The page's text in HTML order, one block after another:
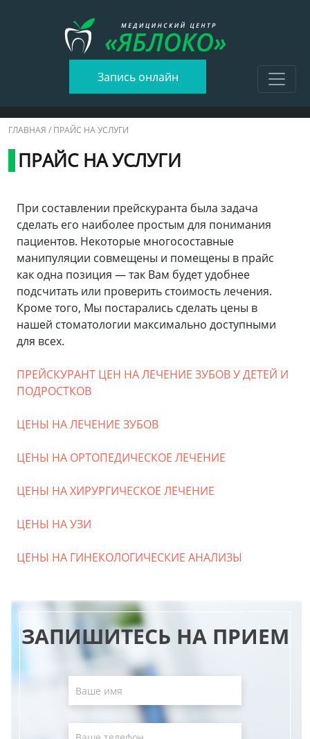
Запись онлайн
ГЛАВНАЯ / ПРАЙС НА УСЛУГИ
ПРАЙС НА УСЛУГИ
При составлении прейскуранта была задача
сделать его наиболее простым для понимания
пациентов. Некоторые многосоставные
манипуляции совмещены и помещены в прайс
как одна позиция — так Вам будет удобнее
подсчитать или проверить стоимость лечения.
Кроме того, Мы постарались сделать цены в
нашей стоматологии максимально доступными
для всех.
ПРЕЙСКУРАНТ ЦЕН НА ЛЕЧЕНИЕ ЗУБОВ У ДЕТЕЙ И
ПОДРОСТКОВ
ЦЕНЫ НА ЛЕЧЕНИЕ ЗУБОВ
ЦЕНЫ НА ОРТОПЕДИЧЕСКОЕ ЛЕЧЕНИЕ
ЦЕНЫ НА ХИРУРГИЧЕСКОЕ ЛЕЧЕНИЕ
ЦЕНЫ НА УЗИ
ЦЕНЫ НА ГИНЕКОЛОГИЧЕСКИЕ АНАЛИЗЫ
ЗАПИШИТЕСЬ НА ПРИЕМ